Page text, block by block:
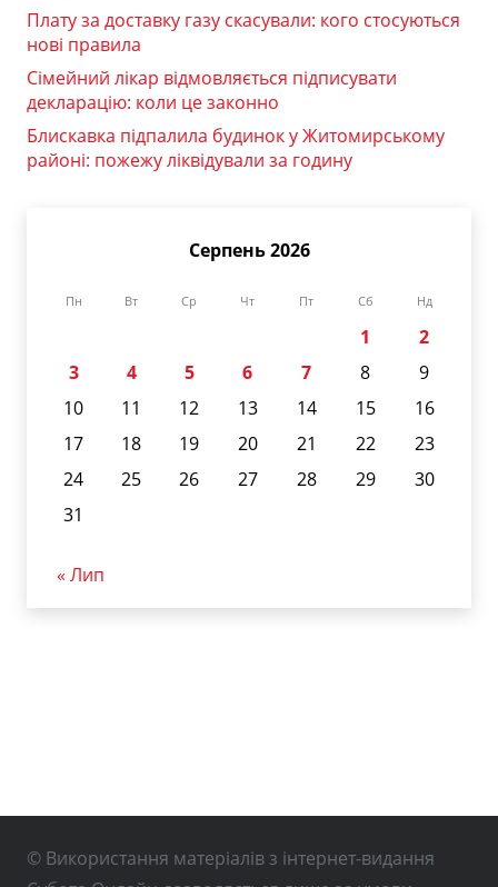
Плату за доставку газу скасували: кого стосуються
нові правила
Сімейний лікар відмовляється підписувати
декларацію: коли це законно
Блискавка підпалила будинок у Житомирському
районі: пожежу ліквідували за годину
Серпень 2026
Пн Вт Ср Чт Пт Сб Нд
1
2
3
4 5 6 7 8
9
10
11 12 13 14 15
16
17
18 19 20 21 22
23
24
25 26 27 28 29
30
31
« Лип
© Використання матеріалів з інтернет-видання